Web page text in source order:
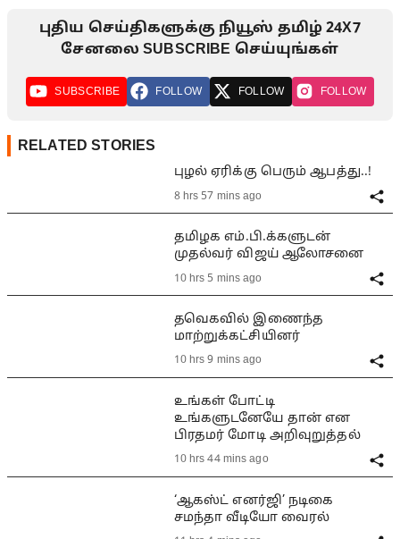
புதிய செய்திகளுக்கு நியூஸ் தமிழ் 24X7
சேனலை SUBSCRIBE செய்யுங்கள்
SUBSCRIBE FOLLOW FOLLOW FOLLOW
RELATED STORIES
புழல் ஏரிக்கு பெரும் ஆபத்து..!
8 hrs 57 mins ago
தமிழக எம்.பி.க்களுடன்
முதல்வர் விஜய் ஆலோசனை
10 hrs 5 mins ago
தவெகவில் இணைந்த
மாற்றுக்கட்சியினர்
10 hrs 9 mins ago
உங்கள் போட்டி
உங்களுடனேயே தான் என
பிரதமர் மோடி அறிவுறுத்தல்
10 hrs 44 mins ago
‘ஆகஸ்ட் எனர்ஜி’ நடிகை
சமந்தா வீடியோ வைரல்